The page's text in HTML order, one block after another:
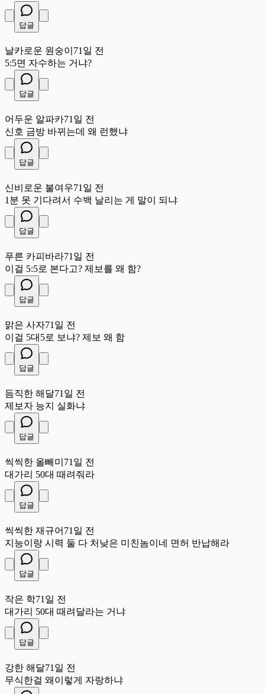
답글
날카로운 원숭이 71일 전
5:5면 자수하는 거냐?
답글
어두운 알파카71일 전
신호 금방 바뀌는데 왜 런했냐
답글
신비로운 불여우71일 전
1분 못 기다려서 수백 날리는 게 말이 되냐
답글
푸른 카피바라71일 전
이걸 5:5로 본다고? 제보를 왜 함?
답글
맑은 사자71일 전
이걸 5대5로 보냐? 제보 왜 함
답글
듬직한 해달71일 전
제보자 능지 실화냐
답글
씩씩한 올빼미 71일 전
대가리 50대 때려줘라
답글
씩씩한 재규어 71일 전
지능이랑 시력 둘 다 처낮은 미친놈이네 면허 반납해라
답글
작은 학71일 전
대가리 50대 때려달라는 거냐
답글
강한 해달71일 전
무식한걸 왜이렇게 자랑하냐